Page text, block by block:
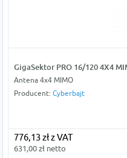
GigaSektor PRO 16/120 4X4
Antena 4x4 MIMO
Producent: Cyberbajt
776,13 zł z VAT
631,00 zł netto